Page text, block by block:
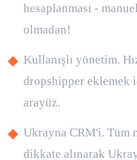
hesaplanması -
olmadan!
Kullanışlı yönetim.
dropshipper eklemek
arayüz.
Ukrayna CRM'i. Tüm
dikkate alınarak